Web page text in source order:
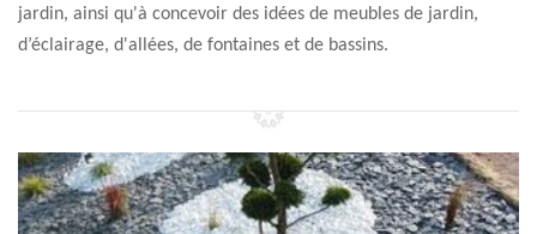
jardin, ainsi qu'à concevoir des idées de meubles de jardin,
d’éclairage, d'allées, de fontaines et de bassins.